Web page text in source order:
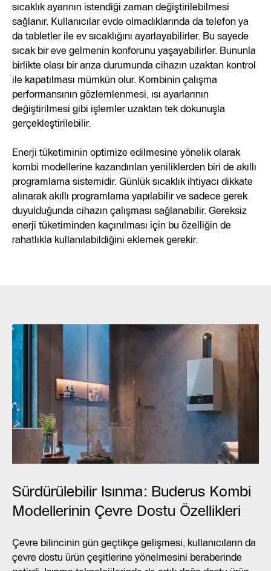
sıcaklık ayarının istendiği zaman değiştirilebilmesi
sağlanır. Kullanıcılar evde olmadıklarında da telefon ya
da tabletler ile ev sıcaklığını ayarlayabilirler. Bu sayede
sıcak bir eve gelmenin konforunu yaşayabilirler. Bununla
birlikte olası bir arıza durumunda cihazın uzaktan kontrol
ile kapatılması mümkün olur. Kombinin çalışma
performansının gözlemlenmesi, ısı ayarlarının
değiştirilmesi gibi işlemler uzaktan tek dokunuşla
gerçekleştirilebilir.
Enerji tüketiminin optimize edilmesine yönelik olarak
kombi modellerine kazandırılan yeniliklerden biri de akıllı
programlama sistemidir. Günlük sıcaklık ihtiyacı dikkate
alınarak akıllı programlama yapılabilir ve sadece gerek
duyulduğunda cihazın çalışması sağlanabilir. Gereksiz
enerji tüketiminden kaçınılması için bu özelliğin de
rahatlıkla kullanılabildiğini eklemek gerekir.
Sürdürülebilir Isınma: Buderus Kombi
Modellerinin Çevre Dostu Özellikleri
Çevre bilincinin gün geçtikçe gelişmesi, kullanıcıların da
çevre dostu ürün çeşitlerine yönelmesini beraberinde